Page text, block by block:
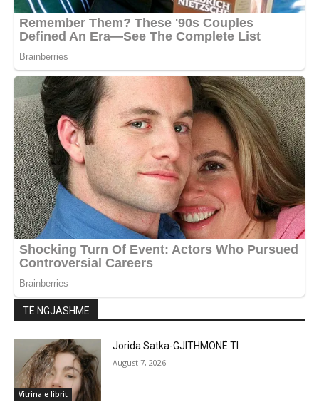
TË NGJASHME
Vitrina e librit
Jorida Satka-GJITHMONË TI
August 7, 2026